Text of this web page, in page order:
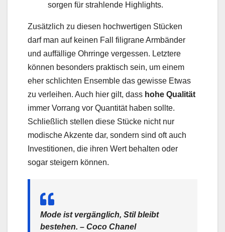
sorgen für strahlende Highlights.
Zusätzlich zu diesen hochwertigen Stücken
darf man auf keinen Fall filigrane Armbänder
und auffällige Ohrringe vergessen. Letztere
können besonders praktisch sein, um einem
eher schlichten Ensemble das gewisse Etwas
zu verleihen. Auch hier gilt, dass hohe Qualität
immer Vorrang vor Quantität haben sollte.
Schließlich stellen diese Stücke nicht nur
modische Akzente dar, sondern sind oft auch
Investitionen, die ihren Wert behalten oder
sogar steigern können.
Mode ist vergänglich, Stil bleibt
bestehen. – Coco Chanel